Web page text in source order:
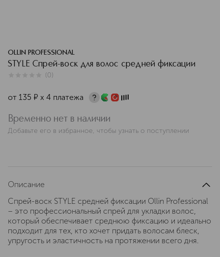
OLLIN PROFESSIONAL
STYLE Спрей-воск для волос средней фиксации
(0)
от 135 ¤ х 4 платежа
Временно нет в наличии
Добавьте его в избранное, чтобы узнать о поступлении
Описание
Спрей-воск STYLE средней фиксации Ollin Professional
– это профессиональный спрей для укладки волос,
который обеспечивает среднюю фиксацию и идеально
подходит для тех, кто хочет придать волосам блеск,
упругость и эластичность на протяжении всего дня.